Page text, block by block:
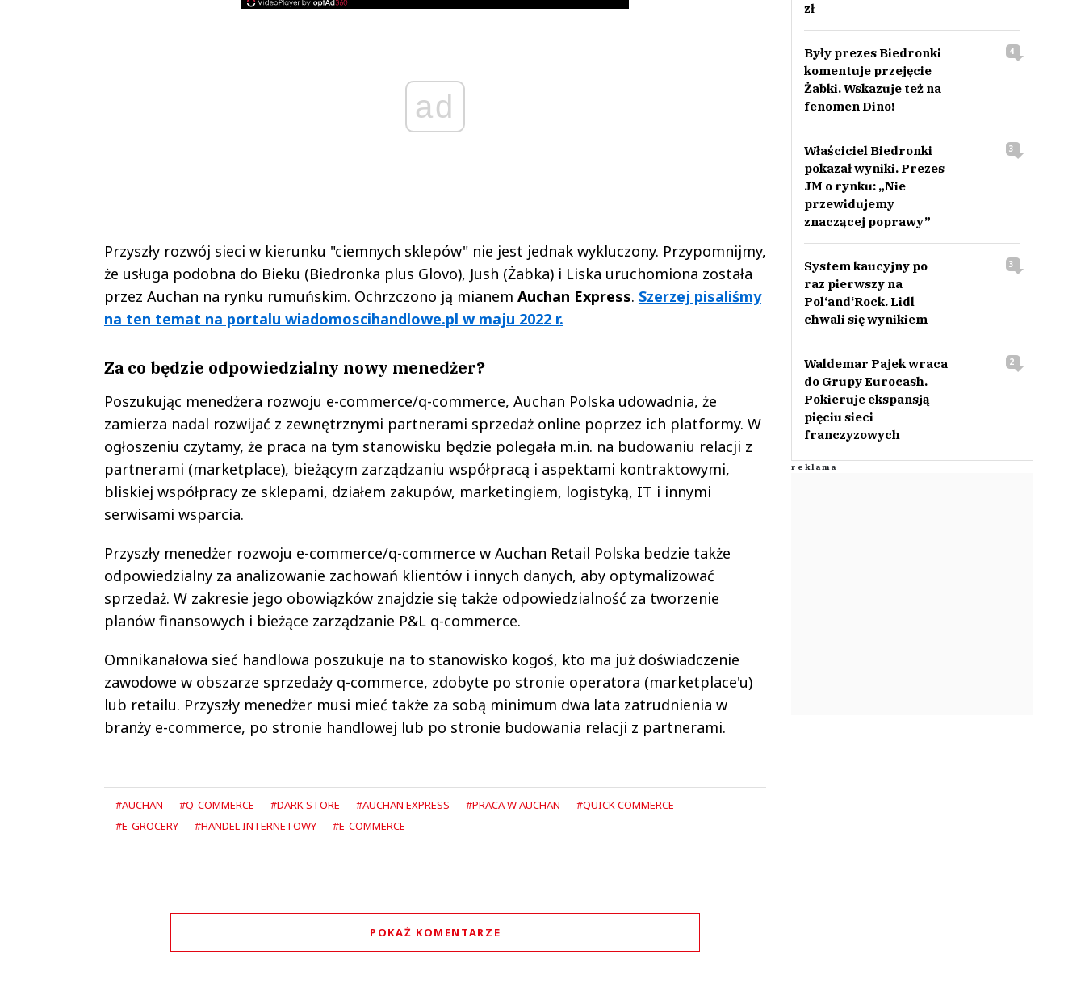
ad
Przyszły rozwój sieci w kierunku "ciemnych sklepów" nie jest jednak wykluczony. Przypomnijmy,
że usługa podobna do Bieku (Biedronka plus Glovo), Jush (Żabka) i Liska uruchomiona została
przez Auchan na rynku rumuńskim. Ochrzczono ją mianem Auchan Express. Szerzej pisaliśmy
na ten temat na portalu wiadomoscihandlowe.pl w maju 2022 r.
Za co będzie odpowiedzialny nowy menedżer?
Poszukując menedżera rozwoju e-commerce/q-commerce, Auchan Polska udowadnia, że
zamierza nadal rozwijać z zewnętrznymi partnerami sprzedaż online poprzez ich platformy. W
ogłoszeniu czytamy, że praca na tym stanowisku będzie polegała m.in. na budowaniu relacji z
partnerami (marketplace), bieżącym zarządzaniu współpracą i aspektami kontraktowymi,
bliskiej współpracy ze sklepami, działem zakupów, marketingiem, logistyką, IT i innymi
serwisami wsparcia.
Przyszły menedżer rozwoju e-commerce/q-commerce w Auchan Retail Polska bedzie także
odpowiedzialny za analizowanie zachowań klientów i innych danych, aby optymalizować
sprzedaż. W zakresie jego obowiązków znajdzie się także odpowiedzialność za tworzenie
planów finansowych i bieżące zarządzanie P&L q-commerce.
Omnikanałowa sieć handlowa poszukuje na to stanowisko kogoś, kto ma już doświadczenie
zawodowe w obszarze sprzedaży q-commerce, zdobyte po stronie operatora (marketplace'u)
lub retailu. Przyszły menedżer musi mieć także za sobą minimum dwa lata zatrudnienia w
branży e-commerce, po stronie handlowej lub po stronie budowania relacji z partnerami.
#AUCHAN #Q-COMMERCE #DARK STORE #AUCHAN EXPRESS #PRACA W AUCHAN
#QUICK COMMERCE
#E-GROCERY
#HANDEL INTERNETOWY #E-COMMERCE
POKAŻ KOMENTARZE
zł
Były prezes Biedronki
komentuje przejęcie
Żabki. Wskazuje też na
fenomen Dino!
4
Właściciel Biedronki
pokazał wyniki. Prezes
JM o rynku: „Nie
przewidujemy
znaczącej poprawy”
3
System kaucyjny po
raz pierwszy na
Pol‘and‘Rock. Lidl
chwali się wynikiem
3
Waldemar Pajek wraca
do Grupy Eurocash.
Pokieruje ekspansją
pięciu sieci
franczyzowych
2